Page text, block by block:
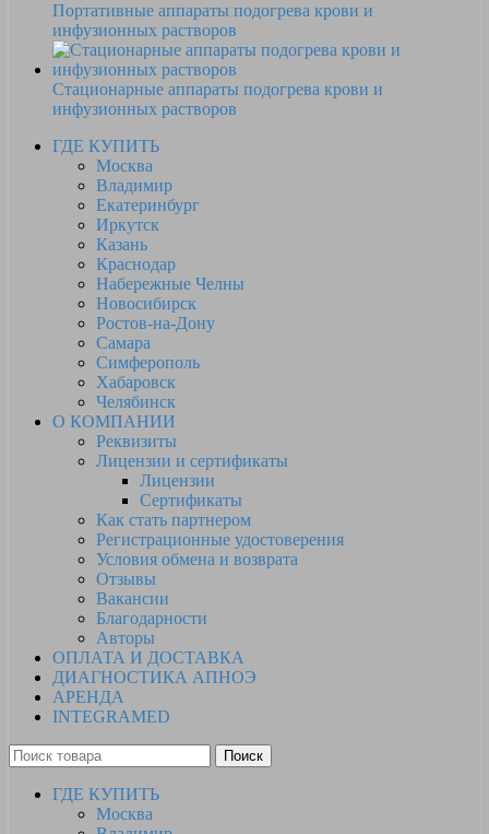
Портативные аппараты подогрева крови и
инфузионных растворов
Стационарные аппараты подогрева крови и
инфузионных растворов
ГДЕ КУПИТЬ
Москва
Владимир
Екатеринбург
Иркутск
Казань
Краснодар
Набережные Челны
Новосибирск
Ростов-на-Дону
Самара
Симферополь
Хабаровск
Челябинск
О КОМПАНИИ
Реквизиты
Лицензии и сертификаты
Лицензии
Сертификаты
Как стать партнером
Регистрационные удостоверения
Условия обмена и возврата
Отзывы
Вакансии
Благодарности
Авторы
ОПЛАТА И ДОСТАВКА
ДИАГНОСТИКА АПНОЭ
АРЕНДА
INTEGRAMED
Поиск
ГДЕ КУПИТЬ
Москва